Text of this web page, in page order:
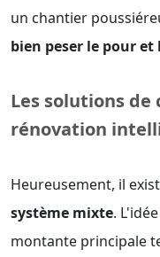
un chantier
bien peser le pour et
Les solutions
rénovation
Heureusement, il
système mixte.
montante principale